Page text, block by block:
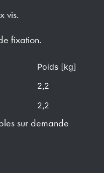
vis.
fixation.
Poids [kg]
2,2
2,2
sur demande